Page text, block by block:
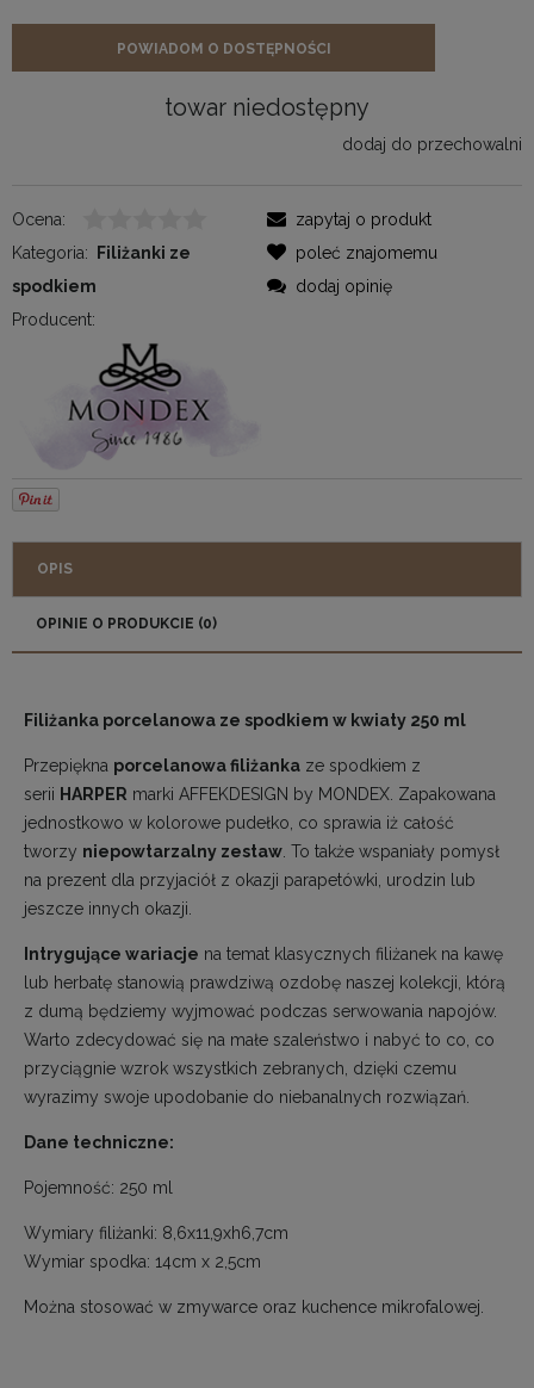
POWIADOM O DOSTĘPNOŚCI
towar niedostępny
dodaj do przechowalni
Ocena:
Kategoria:
Filiżanki ze
spodkiem
Producent:
zapytaj o produkt
poleć znajomemu
dodaj opinię
OPIS
OPINIE O PRODUKCIE (0)
Filiżanka porcelanowa ze spodkiem w kwiaty 250 ml
Przepiękna porcelanowa filiżanka ze spodkiem z
serii HARPER marki AFFEKDESIGN by MONDEX. Zapakowana
jednostkowo w kolorowe pudełko, co sprawia iż całość
tworzy niepowtarzalny zestaw . To także wspaniały pomysł
na prezent dla przyjaciół z okazji parapetówki, urodzin lub
jeszcze innych okazji.
Intrygujące wariacje na temat klasycznych filiżanek na kawę
lub herbatę stanowią prawdziwą ozdobę naszej kolekcji, którą
z dumą będziemy wyjmować podczas serwowania napojów.
Warto zdecydować się na małe szaleństwo i nabyć to co, co
przyciągnie wzrok wszystkich zebranych, dzięki czemu
wyrazimy swoje upodobanie do niebanalnych rozwiązań.
Dane techniczne:
Pojemność: 250 ml
Wymiary filiżanki: 8,6x11,9xh6,7cm
Wymiar spodka: 14cm x 2,5cm
Można stosować w zmywarce oraz kuchence mikrofalowej.